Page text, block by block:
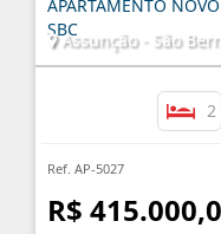
APARTAMENTO
SBC
Assunção - São
2
Ref. AP-5027
R$